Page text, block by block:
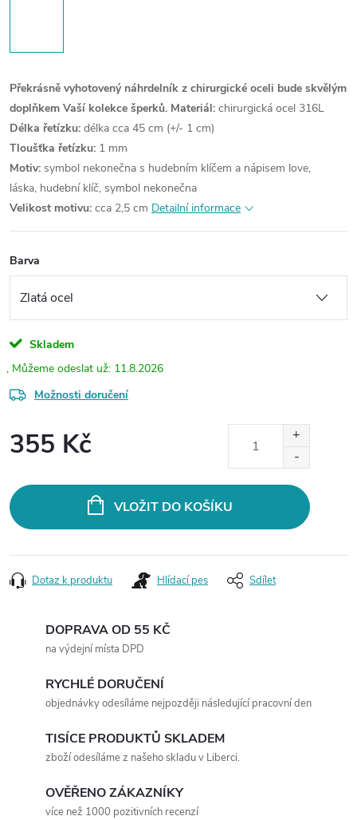
Překrásně vyhotovený náhrdelník z chirurgické oceli bude skvělým
doplňkem Vaší kolekce šperků. Materiál: chirurgická ocel 316L
Délka řetízku: délka cca 45 cm (+/- 1 cm)
Tloušťka řetízku: 1 mm
Motiv: symbol nekonečna s hudebním klíčem a nápisem love,
láska, hudební klíč, symbol nekonečna
Velikost motivu: cca 2,5 cm Detailní informace
Barva
Skladem
11.8.2026
Možnosti doručení
355 Kč
VLOŽIT DO KOŠÍKU
Dotaz k produktu Hlídací pes Sdílet
DOPRAVA OD 55 KČ
na výdejní místa DPD
RYCHLÉ DORUČENÍ
objednávky odesíláme nejpozději následující pracovní den
TISÍCE PRODUKTŮ SKLADEM
zboží odesíláme z našeho skladu v Liberci.
OVĚŘENO ZÁKAZNÍKY
více než 1000 pozitivních recenzí